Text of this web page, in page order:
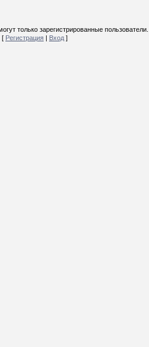
только зарегистрированные пользователи.
[Регистрация|Вход]